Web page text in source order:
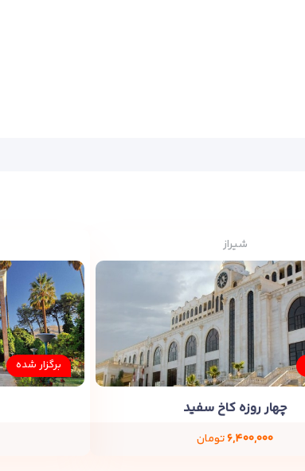
شیراز
چهار روزه کاخ سفید
۶,۴۰۰,۰۰۰تومان
برگزار شده